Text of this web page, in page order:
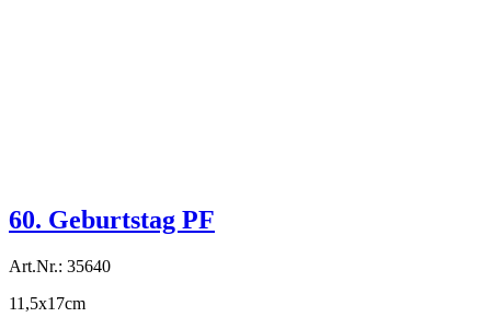
60. Geburtstag PF
Art.Nr.: 35640
11,5x17cm